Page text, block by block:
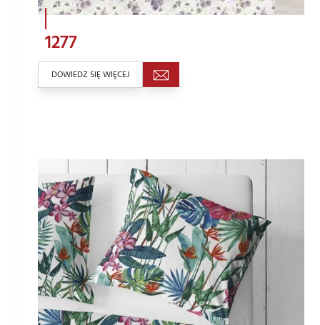
1277
DOWIEDZ SIĘ WIĘCEJ